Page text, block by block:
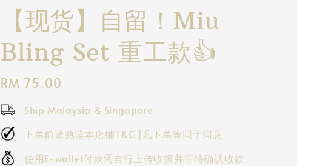
【现货】自留！Miu
Bling Set 重工款👍
Regular
price
RM 75.00
Ship Malaysia & Singapore
下单前请熟读本店铺T&C |凡下单等同于同意
使用E-wallet付款需自行上传收据并等待确认收款